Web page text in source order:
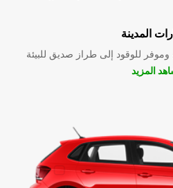
المدينة
للوقود إلى طراز صديق للبيئة
المزيد